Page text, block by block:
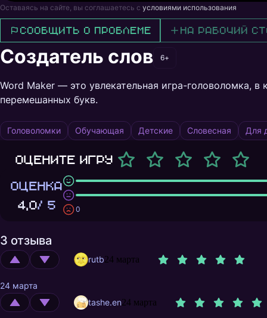
Оставаясь на сайте, вы соглашаетесь с условиями использования
Сообщить о проблеме На рабочий
Создатель слов 6+
Word Maker — это увлекательная игра-головоломка,
перемешанных букв.
Головоломки Обучающая Детские Словесная Для
Оцените игру
ОЦЕНКА
4,0/ 5 0
3 отзыва
rutb24 марта
24 марта
tashe.en24 марта